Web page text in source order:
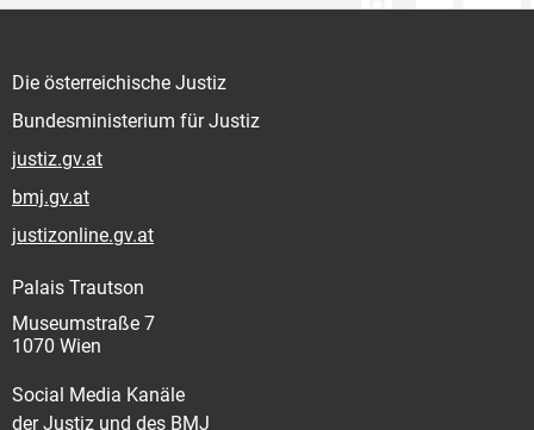
Die österreichische Justiz
Bundesministerium für Justiz
justiz.gv.at
bmj.gv.at
justizonline.gv.at
Palais Trautson
Museumstraße 7
1070 Wien
Social Media Kanäle
der Justiz und des BMJ